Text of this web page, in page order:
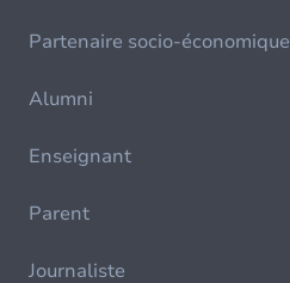
Partenaire socio-économique
Alumni
Enseignant
Parent
Journaliste